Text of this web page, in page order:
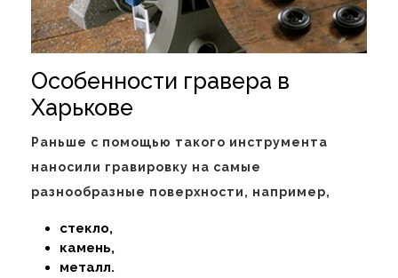
Особенности гравера в
Харькове
Раньше с помощью такого инструмента
наносили гравировку на самые
разнообразные поверхности, например,
стекло,
камень,
металл.